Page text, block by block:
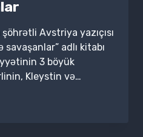
Avstriya yazıçısı
adlı kitabı
3 böyük
Kleystin və…